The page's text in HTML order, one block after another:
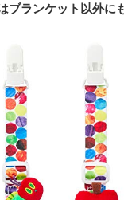
ブランケット以外に